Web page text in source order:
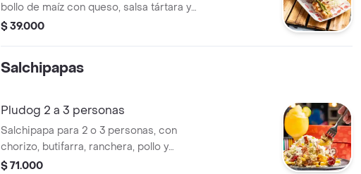
bollo de maíz con queso, salsa tártara y
salsa de la casa
$ 39.000
Salchipapas
Pludog 2 a 3 personas
Salchipapa para 2 o 3 personas, con
chorizo, butifarra, ranchera, pollo y
vegetales, maíz, tocineta, lechuga, queso
$ 71.000